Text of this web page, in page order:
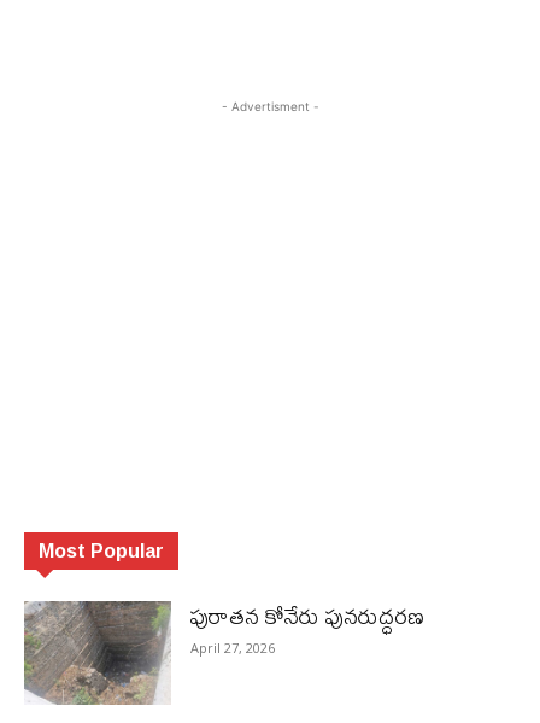
- Advertisment -
Most Popular
పురాత‌న కోనేరు పున‌రుద్ధ‌ర‌ణ
April 27, 2026